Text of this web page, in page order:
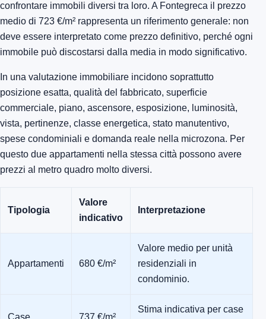
confrontare immobili diversi tra loro. A Fontegreca il prezzo
medio di 723 €/m² rappresenta un riferimento generale: non
deve essere interpretato come prezzo definitivo, perché ogni
immobile può discostarsi dalla media in modo significativo.
In una valutazione immobiliare incidono soprattutto
posizione esatta, qualità del fabbricato, superficie
commerciale, piano, ascensore, esposizione, luminosità,
vista, pertinenze, classe energetica, stato manutentivo,
spese condominiali e domanda reale nella microzona. Per
questo due appartamenti nella stessa città possono avere
prezzi al metro quadro molto diversi.
Tipologia
Valore
indicativo
Interpretazione
Appartamenti 680 €/m²
Valore medio per unità
residenziali in
condominio.
Stima indicativa per case